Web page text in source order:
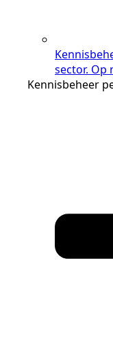
sector. Op
Kennisbeheer